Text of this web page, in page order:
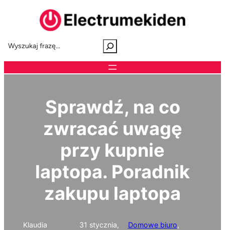
S
r
Sprawdź, na co
zwracać uwagę
przy kupnie
laptopa. Poradnik
zakupu laptopa
Klaudia
31 stycznia,
Domowe biuro